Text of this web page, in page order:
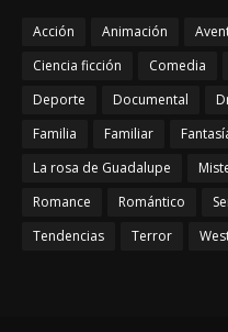
Acción Animación
Ciencia ficción
Comedia
Deporte
Documental
Familia
Familiar
La rosa de Guadalupe
Romance
Romántico
Tendencias
Terror